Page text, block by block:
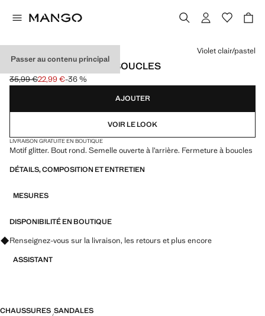
Passer au contenu principal
SANDALES GLITTER À BOUCLES
Prix initial barré [35,99 € ]
35,99 €
Prix actuel [22,99 € ]
22,99 €-36 %
Choisissez une couleur
Violet clair/pastel
AJOUTER
VOIR LE LOOK
LIVRAISON GRATUITE EN BOUTIQUE
Motif glitter. Bout rond. Semelle ouverte à l’arrière. Fermeture à boucles
DÉTAILS, COMPOSITION ET ENTRETIEN
MESURES
DISPONIBILITÉ EN BOUTIQUE
Renseignez-vous sur la livraison, les retours et plus encore
ASSISTANT
CHAUSSURES SANDALES